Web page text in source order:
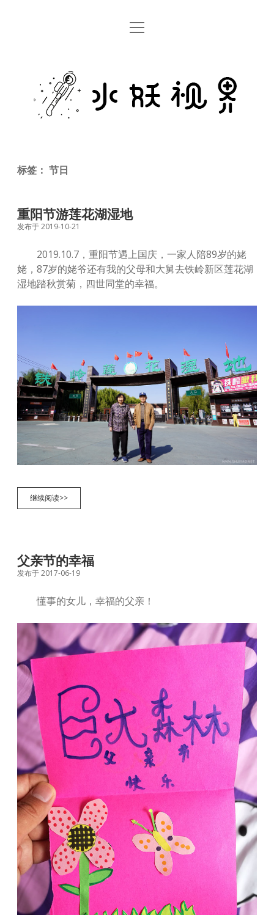
首页
关于
open
妖
视
标签： 节日
重阳节游莲花湖湿地
发布于 2019-10-21
2019.10.7，重阳节遇上国庆，一家人陪89岁的姥
姥，87岁的姥爷还有我的父母和大舅去铁岭新区莲花湖
湿地踏秋赏菊，四世同堂的幸福。
继续阅读>>重
阳
花
湖
湿
父亲节的幸福
发布于 2017-06-19
懂事的女儿，幸福的父亲！